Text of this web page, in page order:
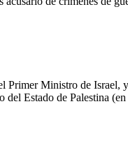
Primer Ministro de
Estado de Palestina